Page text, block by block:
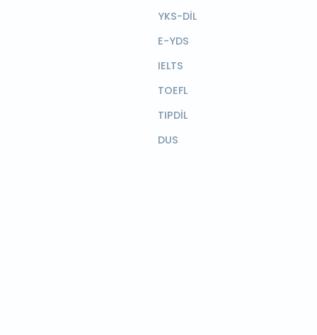
YKS-DİL
E-YDS
IELTS
TOEFL
TIPDİL
DUS